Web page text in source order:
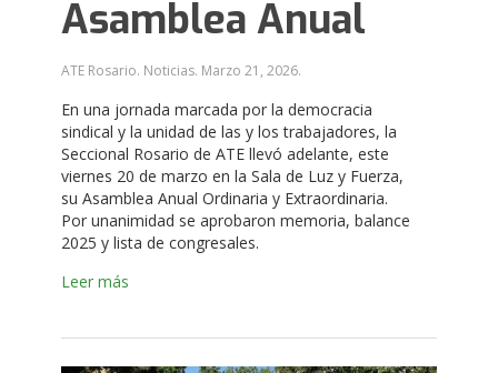
Asamblea Anual
ATE Rosario. Noticias. Marzo 21, 2026.
En una jornada marcada por la democracia
sindical y la unidad de las y los trabajadores, la
Seccional Rosario de ATE llevó adelante, este
viernes 20 de marzo en la Sala de Luz y Fuerza,
su Asamblea Anual Ordinaria y Extraordinaria.
Por unanimidad se aprobaron memoria, balance
2025 y lista de congresales.
Leer más